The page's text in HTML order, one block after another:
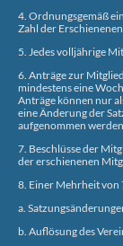
4. Ordnungsgemäß
Zahl der
5. Jedes volljährige
6. Anträge zur
mindestens eine
Anträge können nur
eine Änderung der
aufgenommen werden.
7. Beschlüsse der
der erschienenen
8. Einer Mehrheit von
a.
b. Auflösung des